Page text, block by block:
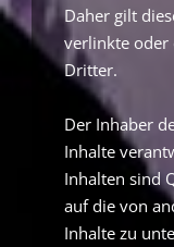
Daher gilt
verlinkte oder
Dritter.
Der Inhaber
Inhalte
Inhalten sind
auf die von
Inhalte zu